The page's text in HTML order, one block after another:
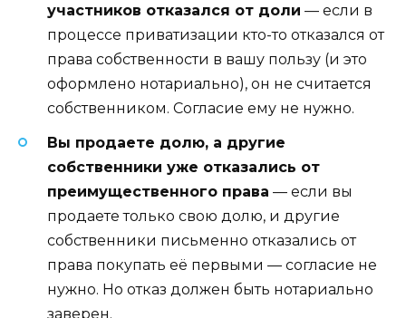
участников отказался от доли — если в
процессе приватизации кто-то отказался от
права собственности в вашу пользу (и это
оформлено нотариально), он не считается
собственником. Согласие ему не нужно.
Вы продаете долю, а другие
собственники уже отказались от
преимущественного права — если вы
продаете только свою долю, и другие
собственники письменно отказались от
права покупать её первыми — согласие не
нужно. Но отказ должен быть нотариально
заверен.